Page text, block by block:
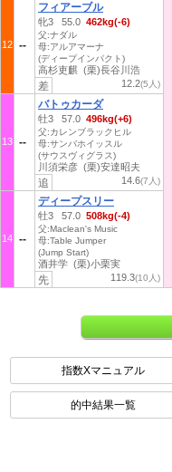
12
フィアーブル
牝3 55.0 462kg(-6)
父:ナダル
母:アルアマーナ
(ディープインパクト)
高杉吏麒 (栗)長谷川浩
12.2(5人)
差
13
バトゥカーダ
牡3 57.0 496kg(+6)
父:カレンブラックヒル
母:サンバホイッスル
(サウスヴィグラス)
川須栄彦 (栗)安達昭夫
14.6(7人)
追
14
ディープスリー
牡3 57.0 508kg(-4)
父:Maclean's Music
母:Table Jumper
(Jump Start)
酒井学 (栗)小栗実
119.3(10人)
先
指数Xマニュアル
的中結果一覧